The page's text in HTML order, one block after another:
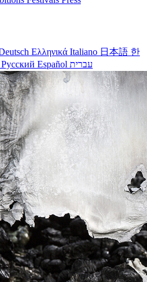
Ελληνικά Italiano 日本語 한
Русский Español עברית